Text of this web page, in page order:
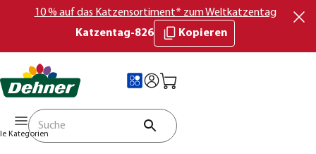
10 % auf das Katzensortiment* zum Weltkatzentag
Katzentag-826
Kopieren
Kategorien